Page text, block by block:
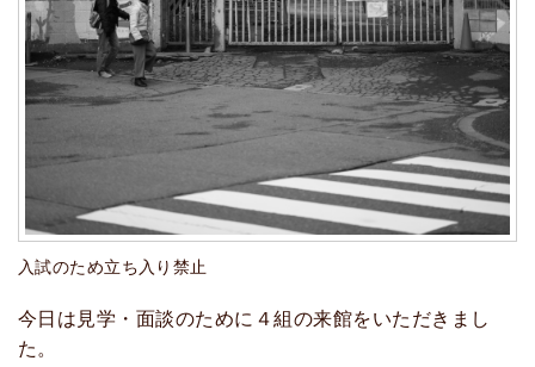
入試のため立ち入り禁止
今日は見学・面談のために４組の来館をいただきまし
た。